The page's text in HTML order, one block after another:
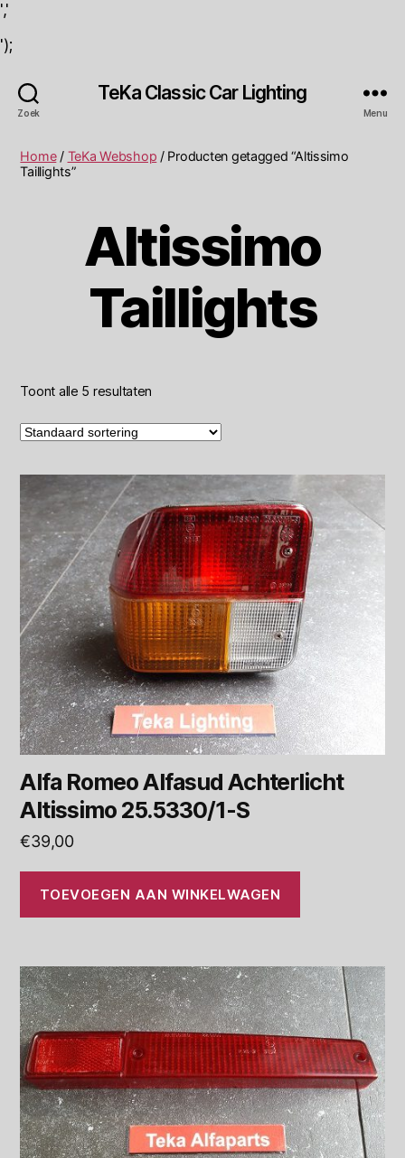
','
');
Zoek
TeKa Classic Car Lighting
Menu
Home/ TeKa Webshop / Producten getagged “Altissimo
Taillights”
Altissimo
Taillights
Toont alle 5 resultaten
Alfa Romeo Alfasud Achterlicht
Altissimo 25.5330/1-S
€39,00
TOEVOEGEN AAN WINKELWAGEN